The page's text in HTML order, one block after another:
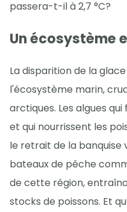
passera-t-il à 2,7 °C?
Un écosystème
La disparition de la
l'écosystème marin,
arctiques. Les algues
et qui nourrissent les
le retrait de la
bateaux de pêche
de cette région,
stocks de poissons. Et